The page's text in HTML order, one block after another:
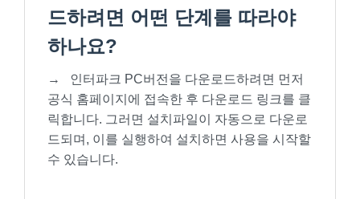
드하려면 어떤 단계를 따라야
하나요?
→
인터파크 PC버전을 다운로드하려면 먼저
공식 홈페이지에 접속한 후 다운로드 링크를 클
릭합니다. 그러면 설치파일이 자동으로 다운로
드되며, 이를 실행하여 설치하면 사용을 시작할
수 있습니다.